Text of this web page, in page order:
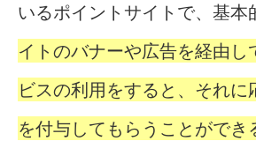
いるポイントサイトで、基本
イトのバナーや広告を経由し
ビスの利用をすると、それに
を付与してもらうことができ